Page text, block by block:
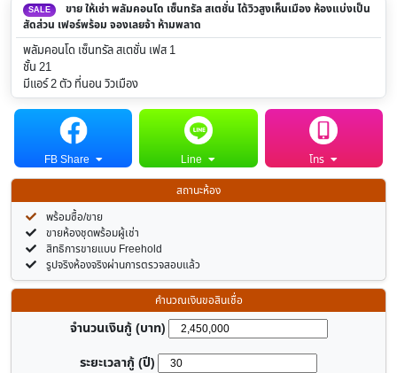
SALE
ขาย ให้เช่า พลัมคอนโด เซ็นทรัล สเตชั่น ได้วิวสูงเห็นเมือง ห้องแบ่งเป็น
สัดส่วน เฟอร์พร้อม จองเลยจ้า ห้ามพลาด
พลัมคอนโด เซ็นทรัล สเตชั่น เฟส 1
ชั้น 21
มีแอร์ 2 ตัว ที่นอน วิวเมือง
FB Share Line
โทร
สถานะห้อง
พร้อมซื้อ/ขาย
ขายห้องชุดพร้อมผู้เช่า
สิทธิการขายแบบ Freehold
รูปจริงห้องจริงผ่านการตรวจสอบแล้ว
คำนวณเงินขอสินเชื่อ
จำนวนเงินกู้ (บาท)
ระยะเวลากู้ (ปี)